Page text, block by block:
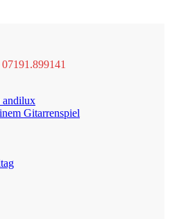
andilux
Gitarrenspiel